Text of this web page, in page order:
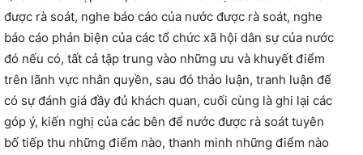
được rà soát, nghe báo cáo của nước được rà soát, nghe
báo cáo phản biện của các tổ chức xã hội dân sự của nước
đó nếu có, tất cả tập trung vào những ưu và khuyết điểm
trên lãnh vực nhân quyền, sau đó thảo luận, tranh luận để
có sự đánh giá đầy đủ khách quan, cuối cùng là ghi lại các
góp ý, kiến nghị của các bên để nước được rà soát tuyên
bố tiếp thu những điểm nào, thanh minh những điểm nào